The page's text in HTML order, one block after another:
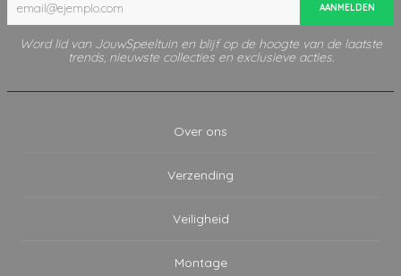
AANMELDEN
Word lid van JouwSpeeltuin en blijf op de hoogte van de laatste
trends, nieuwste collecties en exclusieve acties.
Over ons
Verzending
Veiligheid
Montage